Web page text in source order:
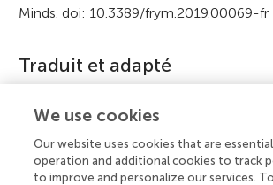
c
e
Minds. doi: 10.3389/frym.2019.00069-fr
Traduit et adapté
JS (2019) Flu Fighters: How Children
Influenza Vaccine Protect Others From
Minds. 7:69. doi: 10.3389/
We use cookies
Our website uses cookies that are
operation and additional cookies to track
to improve and personalize our services.